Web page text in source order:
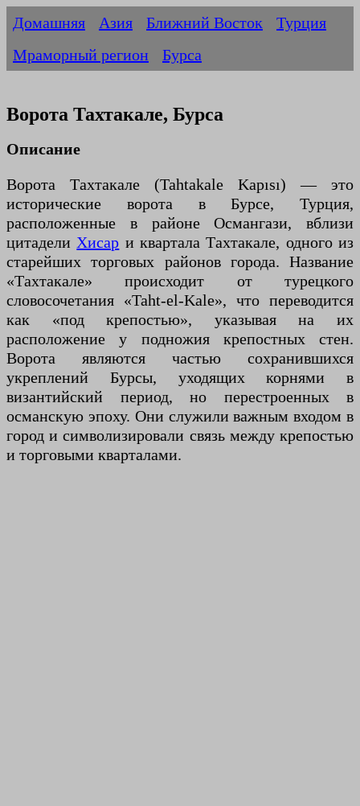
Домашняя Азия Ближний Восток
Турция
Мраморный регион
Бурса
Ворота Тахтакале, Бурса
Описание
Ворота Тахтакале (Tahtakale Kapısı) — это
исторические ворота в Бурсе, Турция,
расположенные в районе Османгази, вблизи
цитадели Хисар и квартала Тахтакале, одного из
старейших торговых районов города. Название
«Тахтакале» происходит от турецкого
словосочетания «Taht-el-Kale», что переводится
как «под крепостью», указывая на их
расположение у подножия крепостных стен.
Ворота являются частью сохранившихся
укреплений Бурсы, уходящих корнями в
византийский период, но перестроенных в
османскую эпоху. Они служили важным входом в
город и символизировали связь между крепостью
и торговыми кварталами.